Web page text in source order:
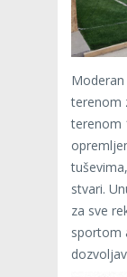
terenom
terenom
stvari.
za sve
sportom